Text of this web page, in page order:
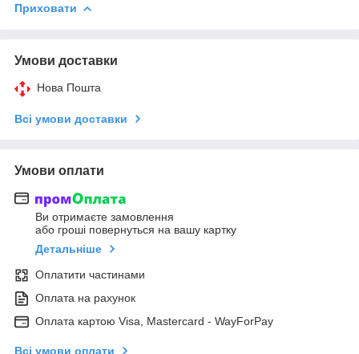
Приховати
Умови доставки
Нова Пошта
Всі умови доставки
Умови оплати
Ви отримаєте замовлення
або гроші повернуться на вашу картку
Детальніше
Оплатити частинами
Оплата на рахунок
Оплата картою Visa, Mastercard - WayForPay
Всі умови оплати